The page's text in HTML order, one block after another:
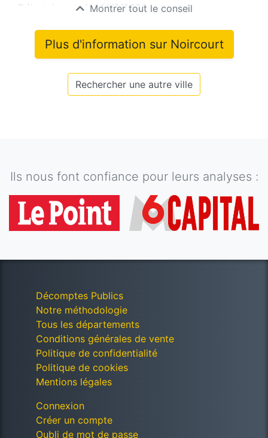
Début du mandat14/2/2026
Montrer tout le conseil
Plus d'information sur Noircourt
Rechercher une autre ville
Ils nous font confiance pour leurs analyses :
Décomptes Publics
Notre méthodologie
Tous les départements
Conditions générales de vente
Politique de confidentialité
Politique de cookies
Mentions légales
Connexion
Créer un compte
Oubli de mot de passe